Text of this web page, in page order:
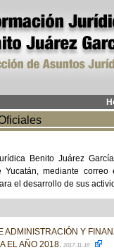
Benito Juárez
Yucatán, mediante
el desarrollo de sus
ADMINISTRACIÓN Y
EL AÑO 2018. 2017-11-16